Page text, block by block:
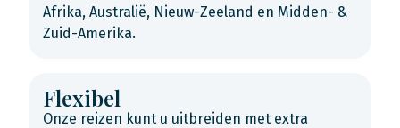
Afrika, Australië, Nieuw-Zeeland en Midden- &
Zuid-Amerika.
Flexibel
Onze reizen kunt u uitbreiden met extra